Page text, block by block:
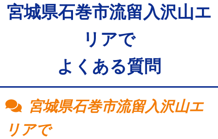
宮城県石巻市流留入沢山エ
リアで
よくある質問
宮城県石巻市流留入沢山エ
リアで